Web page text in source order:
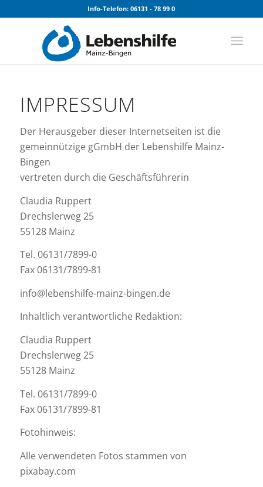
Info-Telefon: 06131 - 78 99 0
IMPRESSUM
Der Herausgeber dieser Internetseiten ist die
gemeinnützige gGmbH der Lebenshilfe Mainz-
Bingen
vertreten durch die Geschäftsführerin
Claudia Ruppert
Drechslerweg 25
55128 Mainz
Tel. 06131/7899-0
Fax 06131/7899-81
info@lebenshilfe-mainz-bingen.de
Inhaltlich verantwortliche Redaktion:
Claudia Ruppert
Drechslerweg 25
55128 Mainz
Tel. 06131/7899-0
Fax 06131/7899-81
Fotohinweis:
Alle verwendeten Fotos stammen von
pixabay.com